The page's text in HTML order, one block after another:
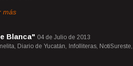
más
Blanca" 04 de Julio de 2013
Diario de Yucatán, Infolliteras, NotiSureste,